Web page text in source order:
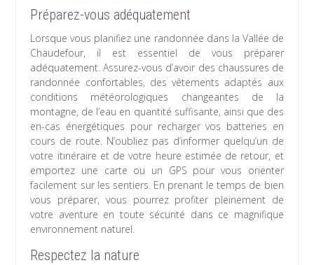
Préparez-vous adéquatement
Lorsque vous planifiez une randonnée dans la Vallée de
Chaudefour, il est essentiel de vous préparer
adéquatement. Assurez-vous d’avoir des chaussures de
randonnée confortables, des vêtements adaptés aux
conditions météorologiques changeantes de la
montagne, de l’eau en quantité suffisante, ainsi que des
en-cas énergétiques pour recharger vos batteries en
cours de route. N’oubliez pas d’informer quelqu’un de
votre itinéraire et de votre heure estimée de retour, et
emportez une carte ou un GPS pour vous orienter
facilement sur les sentiers. En prenant le temps de bien
vous préparer, vous pourrez profiter pleinement de
votre aventure en toute sécurité dans ce magnifique
environnement naturel.
Respectez la nature